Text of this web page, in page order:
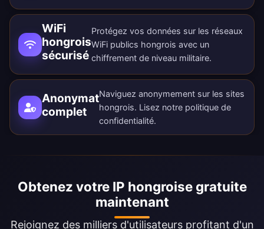
WiFi
hongrois
sécurisé
Protégez vos données sur les réseaux
WiFi publics hongrois avec un
chiffrement de niveau militaire.
Anonymat
complet
Naviguez anonymement sur les sites
hongrois. Lisez notre politique de
confidentialité.
Obtenez votre IP hongroise gratuite
maintenant
Rejoignez des milliers d'utilisateurs profitant d'un